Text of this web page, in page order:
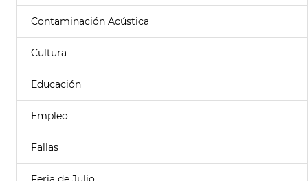
Contaminación Acústica
Cultura
Educación
Empleo
Fallas